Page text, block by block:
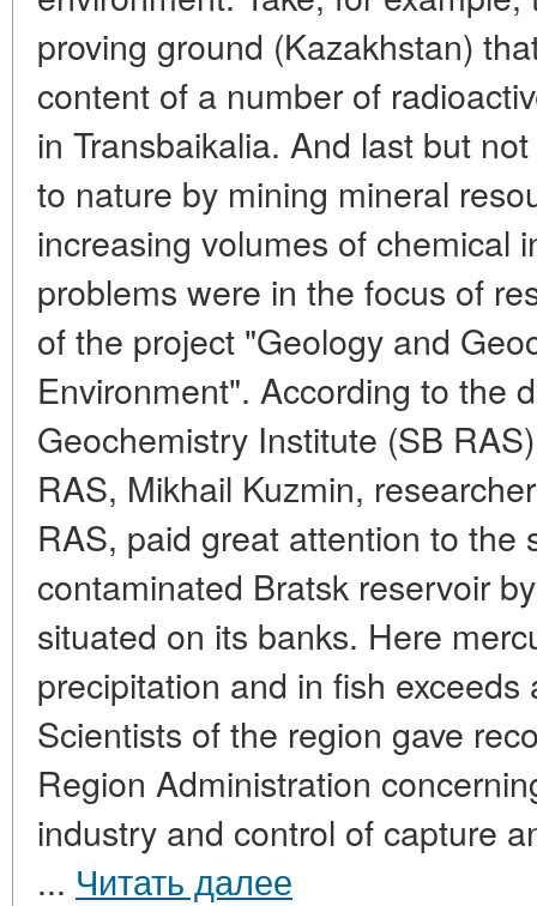
proving ground (Kazakhstan)
content of a number of
in Transbaikalia. And last but
to nature by mining mineral
increasing volumes of chemical
problems were in the focus of
of the project "Geology and
Environment". According to the
Geochemistry Institute (SB
RAS, Mikhail Kuzmin,
RAS, paid great attention to the
contaminated Bratsk reservoir
situated on its banks. Here
precipitation and in fish
Scientists of the region gave
Region Administration
industry and control of capture
... Читать далее